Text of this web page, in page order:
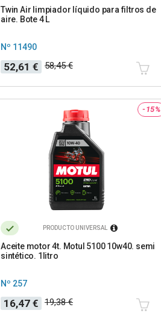
Twin Air limpiador líquido para filtros de
aire. Bote 4 L
Nº 11490
Precio
52,61 €
Precio
base
58,45 €
-15%
PRODUCTO UNIVERSAL
Aceite motor 4t. Motul 5100 10w40. semi
sintético. 1litro
Nº 257
Precio
16,47 €
Precio
base
19,38 €